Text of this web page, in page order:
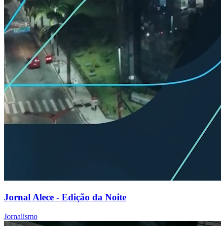
Jornal Alece - Edição da Noite
Jornalismo